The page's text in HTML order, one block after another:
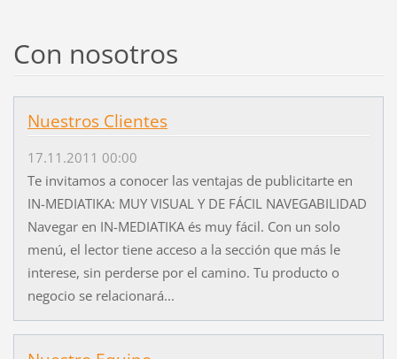
Con nosotros
Nuestros Clientes
17.11.2011 00:00
Te invitamos a conocer las ventajas de publicitarte en
IN-MEDIATIKA: MUY VISUAL Y DE FÁCIL NAVEGABILIDAD
Navegar en IN-MEDIATIKA és muy fácil. Con un solo
menú, el lector tiene acceso a la sección que más le
interese, sin perderse por el camino. Tu producto o
negocio se relacionará...